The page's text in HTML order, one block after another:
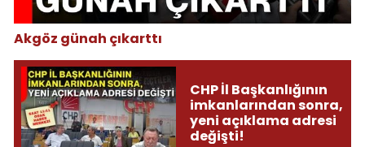
Akgöz günah çıkarttı
CHP İl Başkanlığının
imkanlarından sonra,
yeni açıklama adresi
değişti!